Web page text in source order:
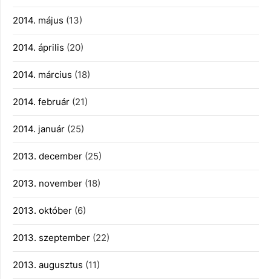
2014. május (13)
2014. április (20)
2014. március (18)
2014. február (21)
2014. január (25)
2013. december (25)
2013. november (18)
2013. október (6)
2013. szeptember (22)
2013. augusztus (11)